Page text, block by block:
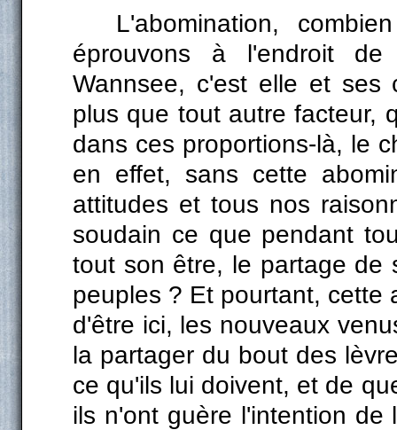
L'abomination,
éprouvons à l'endroit
Wannsee, c'est elle et ses
plus que tout autre facteur,
dans ces proportions-là, le
en effet, sans cette
attitudes et tous nos
soudain ce que pendant
tout son être, le partage de
peuples ? Et pourtant, cette
d'être ici, les nouveaux
la partager du bout des
ce qu'ils lui doivent, et de
ils n'ont guère l'intention de